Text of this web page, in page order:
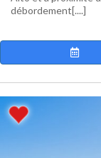
débordement[....]